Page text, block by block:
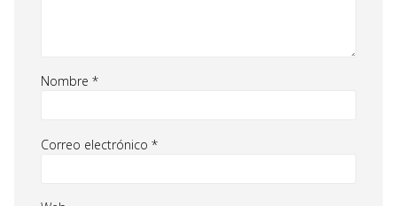
Nombre *
Correo electrónico *